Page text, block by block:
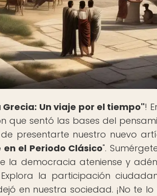
Un viaje por el tiempo"!
que sentó las bases del
presentarte nuestro nuevo
el Periodo Clásico".
la democracia ateniense y
la participación
en nuestra sociedad. ¡No te